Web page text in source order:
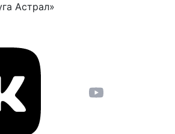
Астрал»